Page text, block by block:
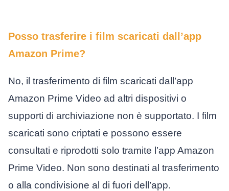
Posso trasferire i film scaricati dall’app
Amazon Prime?
No, il trasferimento di film scaricati dall’app
Amazon Prime Video ad altri dispositivi o
supporti di archiviazione non è supportato. I film
scaricati sono criptati e possono essere
consultati e riprodotti solo tramite l’app Amazon
Prime Video. Non sono destinati al trasferimento
o alla condivisione al di fuori dell’app.